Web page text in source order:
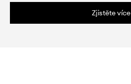
Zjistěte více